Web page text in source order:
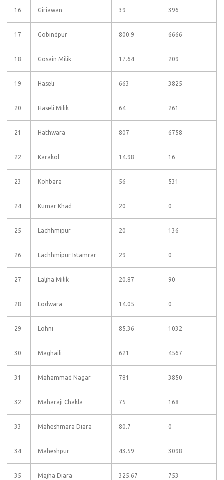
16 Giriawan 39 396
17 Gobindpur 800.9 6666
18 Gosain Milik 17.64 209
19 Haseli 663 3825
20 Haseli Milik 64 261
21 Hathwara 807 6758
22 Karakol 14.98 16
23 Kohbara 56 531
24 Kumar Khad 20 0
25 Lachhmipur 20 136
26 Lachhmipur Istamrar 29 0
27 Laljha Milik 20.87 90
28 Lodwara 14.05 0
29 Lohni 85.36 1032
30 Maghaili 621 4567
31 Mahammad Nagar 781 3850
32 Maharaji Chakla 75 168
33 Maheshmara Diara 80.7 0
34 Maheshpur 43.59 3098
35 Majha Diara 325.67 753